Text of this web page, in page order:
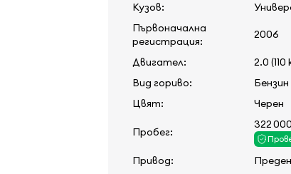
Кузов:
Първоначална
регистрация:
2006
Двигател:
2.0 (110
Вид гориво:
Бензин
Цвят:
Черен
Пробег:
322
Привод: